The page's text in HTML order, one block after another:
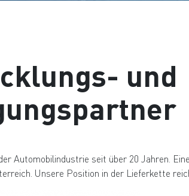
und
Automobilindustrie seit über 20 Jahren.
Unsere Position in der Lieferkette